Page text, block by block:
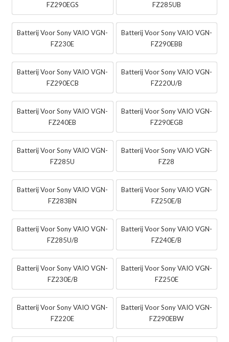
FZ290EGS
FZ285UB
Batterij Voor Sony VAIO VGN-
FZ230E
Batterij Voor Sony VAIO VGN-
FZ290EBB
Batterij Voor Sony VAIO VGN-
FZ290ECB
Batterij Voor Sony VAIO VGN-
FZ220U/B
Batterij Voor Sony VAIO VGN-
FZ240EB
Batterij Voor Sony VAIO VGN-
FZ290EGB
Batterij Voor Sony VAIO VGN-
FZ285U
Batterij Voor Sony VAIO VGN-
FZ28
Batterij Voor Sony VAIO VGN-
FZ283BN
Batterij Voor Sony VAIO VGN-
FZ250E/B
Batterij Voor Sony VAIO VGN-
FZ285U/B
Batterij Voor Sony VAIO VGN-
FZ240E/B
Batterij Voor Sony VAIO VGN-
FZ230E/B
Batterij Voor Sony VAIO VGN-
FZ250E
Batterij Voor Sony VAIO VGN-
FZ220E
Batterij Voor Sony VAIO VGN-
FZ290EBW